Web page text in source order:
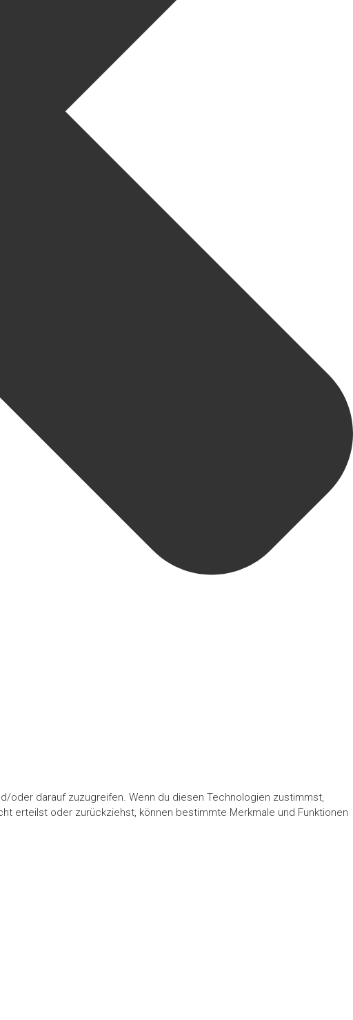
oder darauf zuzugreifen. Wenn du diesen Technologien zustimmst,
erteilst oder zurückziehst, können bestimmte Merkmale und Funktionen